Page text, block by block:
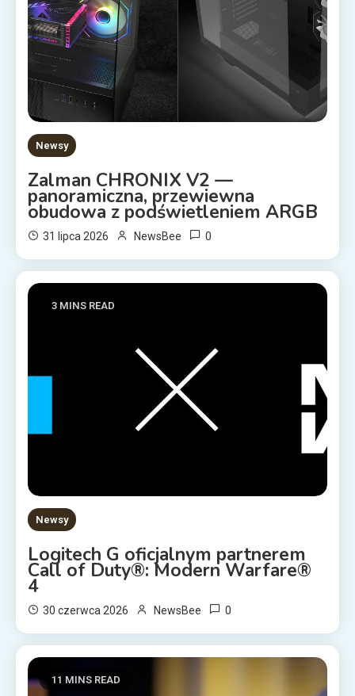
Newsy
Zalman CHRONIX V2 —
panoramiczna, przewiewna
obudowa z podświetleniem ARGB
31 lipca 2026 NewsBee 0
3 MINS READ
Newsy
Logitech G oficjalnym partnerem
Call of Duty®: Modern Warfare®
4
30 czerwca 2026 NewsBee 0
11 MINS READ